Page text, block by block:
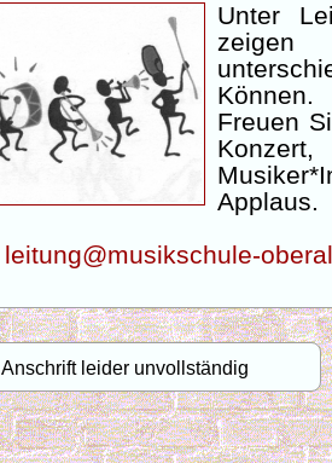
Unter
Können.
Freuen
Applaus.
leitung@musikschule-
Anschrift leider unvollständig